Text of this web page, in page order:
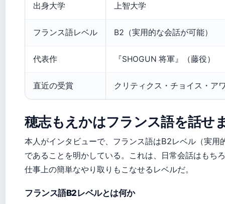
出身大学 上智大学
フランス語レベル B2（実用的な会話が可能）
代表作 『SHOGUN 将軍』（藤役）
直近の受賞 クリティクス・チョイス・ア
穂志もえかはフランス語を話せ
本人がインタビューで、フランス語はB2レベル（実用
であることを明かしている。これは、日常会話はもち
仕事上の簡単なやり取りもこなせるレベルだ。
フランス語B2レベルとは何か